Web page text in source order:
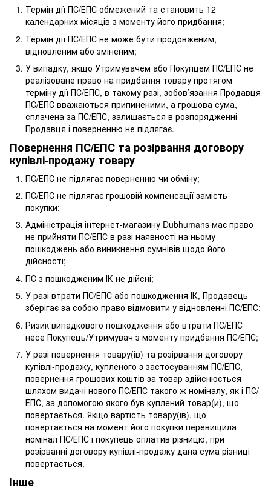
Термін дії ПС/ЕПС обмежений та становить 12
календарних місяців з моменту його придбання;
Термін дії ПС/ЕПС не може бути продовженим,
відновленим або зміненим;
У випадку, якщо Утримувачем або Покупцем ПС/ЕПС не
реалізоване право на придбання товару протягом
терміну дії ПС/ЕПС, в такому разі, зобов’язання Продавця
ПС/ЕПС вважаються припиненими, а грошова сума,
сплачена за ПС/ЕПС, залишається в розпорядженні
Продавця і поверненню не підлягає.
Повернення ПС/ЕПС та розірвання договору
купівлі-продажу товару
ПС/ЕПС не підлягає поверненню чи обміну;
ПС/ЕПС не підлягає грошовій компенсації замість
покупки;
Адміністрація інтернет-магазину Dubhumans має право
не прийняти ПС/ЕПС в разі наявності на ньому
пошкоджень або виникнення сумнівів щодо його
дійсності;
ПС з пошкодженим ІК не дійсні;
У разі втрати ПС/ЕПС або пошкодження ІК, Продавець
зберігає за собою право відмовити у відновленні ПС/ЕПС;
Ризик випадкового пошкодження або втрати ПС/ЕПС
несе Покупець/Утримувач з моменту придбання ПС/ЕПС;
У разі повернення товару(ів) та розірвання договору
купівлі-продажу, купленого з застосуванням ПС/ЕПС,
повернення грошових коштів за товар здійснюється
шляхом видачі нового ПС/ЕПС такого ж номіналу, як і ПС/
ЕПС, за допомогою якого був куплений товар(и), що
повертається. Якщо вартість товару(ів), що
повертається на момент його покупки перевищила
номінал ПС/ЕПС і покупець оплатив різницю, при
розірванні договору купівлі-продажу дана сума різниці
повертається.
Інше